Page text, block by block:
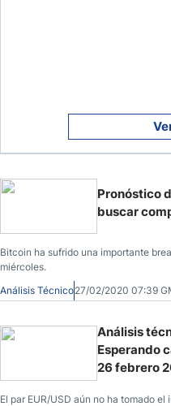
Pronóstico
buscar
Bitcoin ha sufrido una importante
miércoles.
Análisis Técnico27/02/2020 07:39
Análisis
Esperando
26 febrero
El par EUR/USD aún no ha tomado